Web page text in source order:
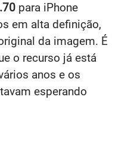
para iPhone
em alta definição,
da imagem. É
o recurso já está
anos e os
esperando